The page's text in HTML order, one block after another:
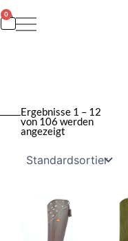
0
Warenkorb
Ergebnisse 1 – 12
von 106 werden
angezeigt